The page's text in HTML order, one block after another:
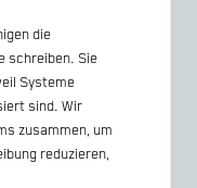
die
schreiben. Sie
Systeme
sind. Wir
zusammen, um
reduzieren,